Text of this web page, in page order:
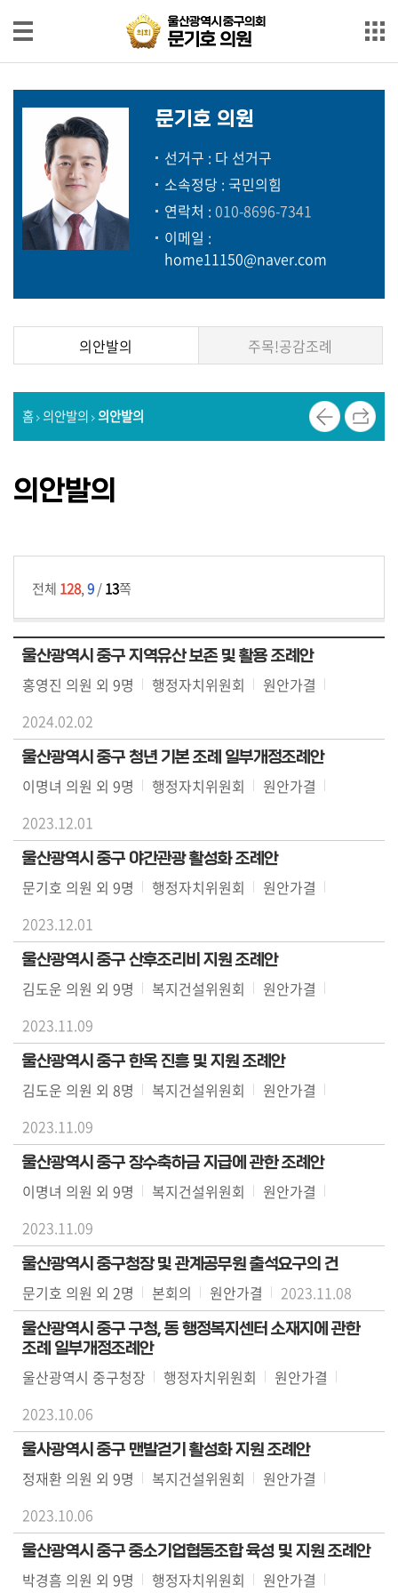
본문으로 바로가기
메인메뉴 바로가기
역
중
구
의
회
문
기
호
의
원
의
원
소
개
의
정
보
고
의
안
발
질
답
변
분
자
유
발
언
의
활
동
진
의
정
활
동
영
상
의
에
게
바
란
울산광역시 중구의회
문기호 의원
문기호 의원
선거구 : 다 선거구
소속정당 : 국민의힘
연락처 : 010-8696-7341
이메일 :
home11150@naver.com
의안발의 주목!공감조례
홈 의안발의 의안발의
의안발의
전체 128,9/13쪽
울산광역시 중구 지역유산 보존 및 활용 조례안
홍영진 의원 외 9명 행정자치위원회
원안가결
2024.02.02
울산광역시 중구 청년 기본 조례 일부개정조례안
이명녀 의원 외 9명 행정자치위원회
원안가결
2023.12.01
울산광역시 중구 야간관광 활성화 조례안
문기호 의원 외 9명 행정자치위원회
원안가결
2023.12.01
울산광역시 중구 산후조리비 지원 조례안
김도운 의원 외 9명 복지건설위원회
원안가결
2023.11.09
울산광역시 중구 한옥 진흥 및 지원 조례안
김도운 의원 외 8명 복지건설위원회
원안가결
2023.11.09
울산광역시 중구 장수축하금 지급에 관한 조례안
이명녀 의원 외 9명 복지건설위원회
원안가결
2023.11.09
울산광역시 중구청장 및 관계공무원 출석요구의 건
문기호 의원 외 2명 본회의 원안가결 2023.11.08
울산광역시 중구 구청, 동 행정복지센터 소재지에 관한
조례 일부개정조례안
울산광역시 중구청장 행정자치위원회
원안가결
2023.10.06
울사광역시 중구 맨발걷기 활성화 지원 조례안
정재환 의원 외 9명 복지건설위원회
원안가결
2023.10.06
울산광역시 중구 중소기업협동조합 육성 및 지원 조례안
박경흠 의원 외 9명 행정자치위원회 원안가결